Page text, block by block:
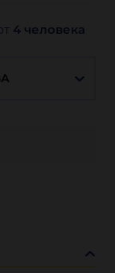
4 человека